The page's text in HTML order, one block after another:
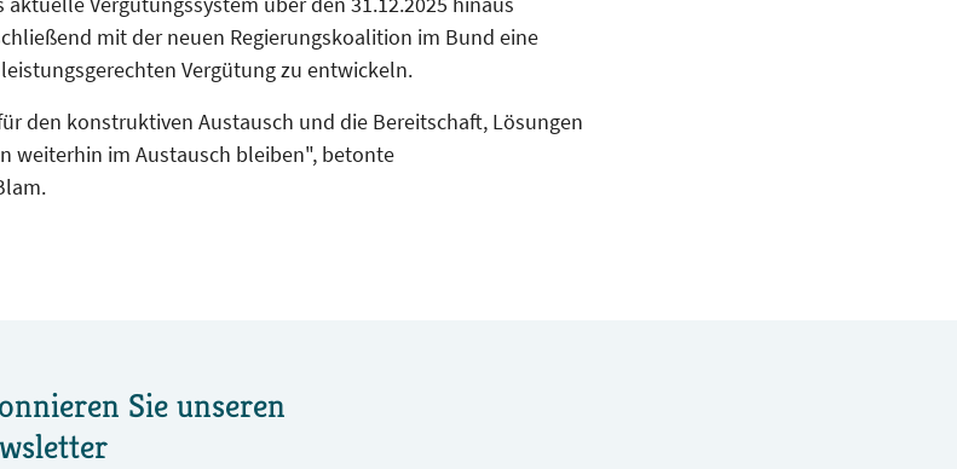
mit der neuen Regierungskoalition im Bund eine
Vergütung zu entwickeln.
den konstruktiven Austausch und die Bereitschaft, Lösungen
weiterhin im Austausch bleiben", betonte
Sie unseren